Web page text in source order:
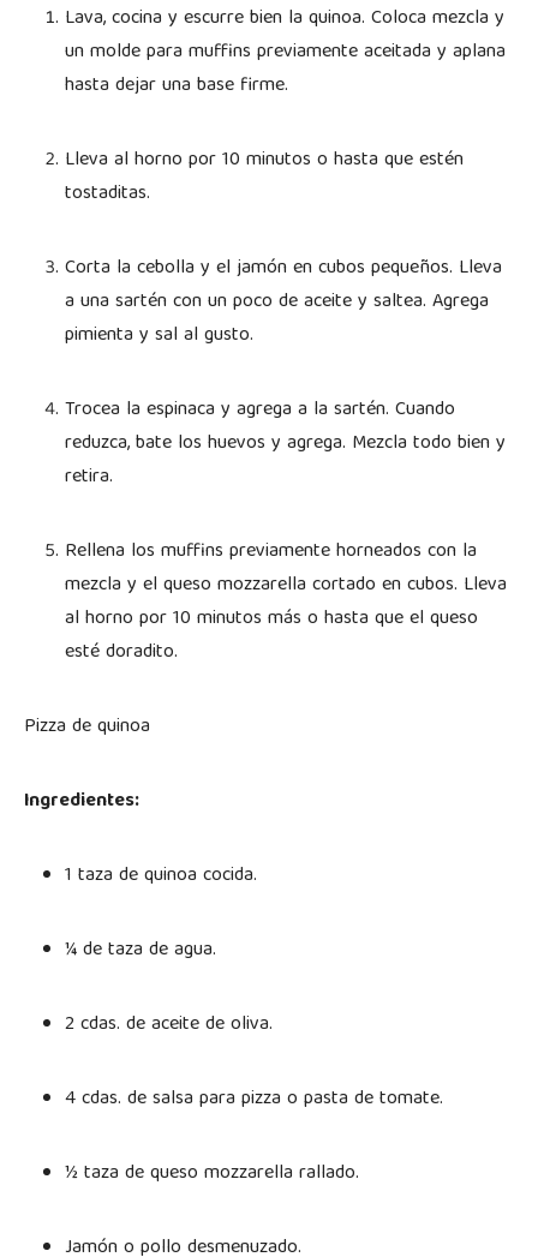
Lava, cocina y escurre bien la quinoa. Coloca mezcla y
un molde para muffins previamente aceitada y aplana
hasta dejar una base firme.
Lleva al horno por 10 minutos o hasta que estén
tostaditas.
Corta la cebolla y el jamón en cubos pequeños. Lleva
a una sartén con un poco de aceite y saltea. Agrega
pimienta y sal al gusto.
Trocea la espinaca y agrega a la sartén. Cuando
reduzca, bate los huevos y agrega. Mezcla todo bien y
retira.
Rellena los muffins previamente horneados con la
mezcla y el queso mozzarella cortado en cubos. Lleva
al horno por 10 minutos más o hasta que el queso
esté doradito.
Pizza de quinoa
Ingredientes:
1 taza de quinoa cocida.
¼ de taza de agua.
2 cdas. de aceite de oliva.
4 cdas. de salsa para pizza o pasta de tomate.
½ taza de queso mozzarella rallado.
Jamón o pollo desmenuzado.